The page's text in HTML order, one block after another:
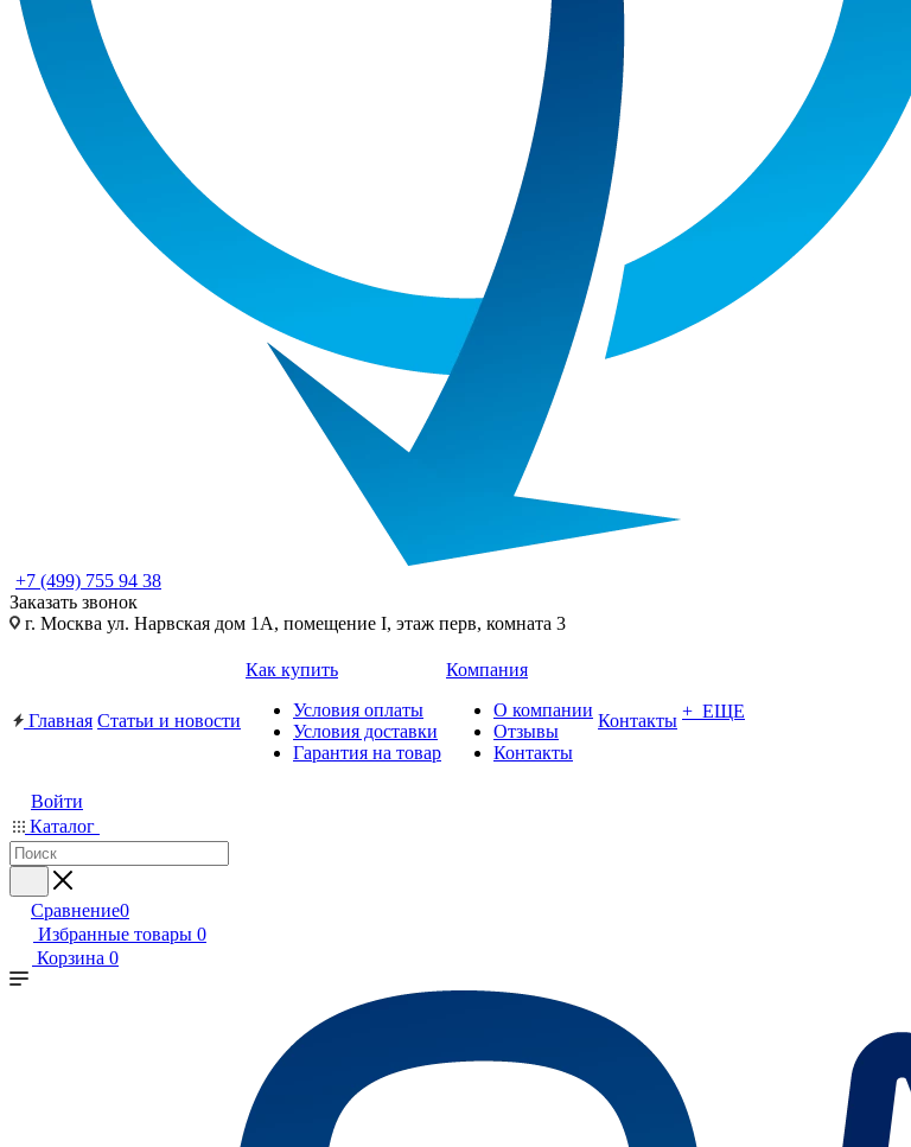
+7 (499) 755 94 38
Заказать звонок
г. Москва ул. Нарвская дом 1А, помещение I, этаж перв, комната 3
Главная Статьи и новости
Как купить
Условия оплаты
Условия доставки
Гарантия на товар
Компания
О компании
Отзывы
Контакты
Контакты + ЕЩЕ
Войти
Каталог
Сравнение0
Избранные товары 0
Корзина 0